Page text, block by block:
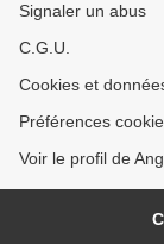
Signaler un abus
C.G.U.
Cookies et
Préférences
Voir le profil de